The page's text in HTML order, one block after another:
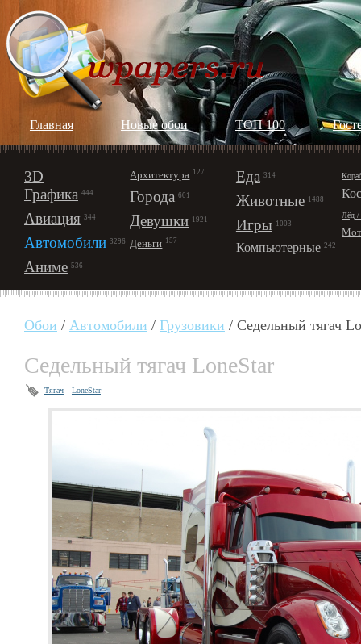
Главная Новые обои ТОП 100
3D
Графика 444
Авиация 344
Автомобили 3296
Аниме 536
Архитектура 127
Города 601
Девушки 1921
Деньги 157
Еда 314
Животные 1488
Игры 1003
Компьютерные 242
Лёд
Обои / Автомобили / Грузовики / Седельный тягач
Седельный тягач LoneStar
Тягач LoneStar